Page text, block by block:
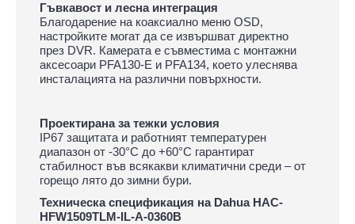
Гъвкавост и лесна интеграция
Благодарение на коаксиално меню OSD,
настройките могат да се извършват директно
през DVR. Камерата е съвместима с монтажни
аксесоари PFA130-E и PFA134, което улеснява
инсталацията на различни повърхности.
Проектирана за тежки условия
IP67 защитата и работният температурен
диапазон от -30°C до +60°C гарантират
стабилност във всякакви климатични среди – от
горещо лято до зимни бури.
Техническа спецификация на Dahua HAC-
HFW1509TLM-IL-A-0360B